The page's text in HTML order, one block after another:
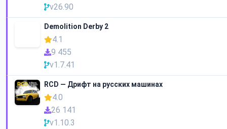
v26.90
Demolition Derby 2
4.1
9 455
v1.7.41
RCD — Дрифт на русских машинах
4.0
26 141
v1.10.3